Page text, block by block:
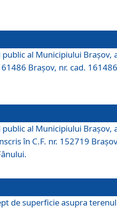
al Municipiului Braşov,
Brașov, nr. cad.
al Municipiului Braşov,
în C.F. nr. 152719
de superficie asupra